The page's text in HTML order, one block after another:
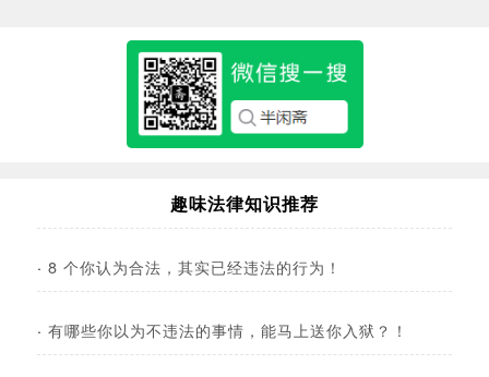
趣味法律知识推荐
· 8 个你认为合法，其实已经违法的行为！
· 有哪些你以为不违法的事情，能马上送你入狱？！